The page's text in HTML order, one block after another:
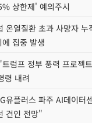
상한제' 예의주시
온열질환 초과 사망자 누
집중 발생
럼프 정부 풍력 프로젝
령 내려
유플러스 파주 AI데이터
견인 전망"